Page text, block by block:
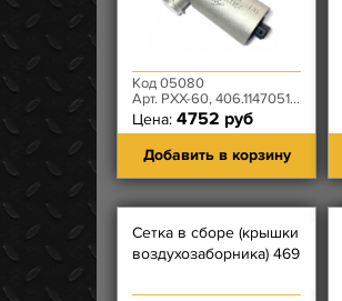
Код 05080
Арт. РХХ-60, 406.1147051-02ИУ
Цена: 4752 руб
Добавить в корзину
Сетка в сборе (крышки
воздухозаборника) 469